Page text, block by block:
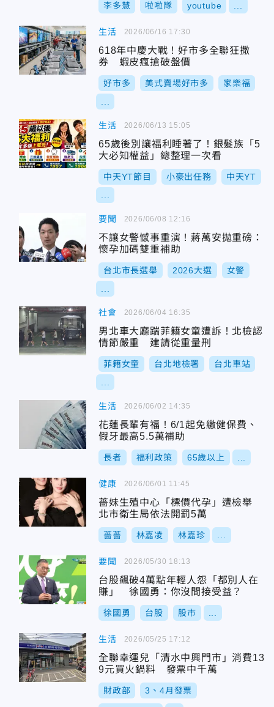
李多慧 啦啦隊 youtube
生活
618年中慶大戰！好市多全聯狂撒
券 蝦皮瘋搶破盤價
好市多 美式賣場好市多 家樂福
2026/06/16 17:30
生活
65歲後別讓福利睡著了！銀髮族「5
大必知權益」總整理一次看
中天YT節目 小豪出任務 中天YT
2026/06/13 15:05
要聞
不讓女警憾事重演！蔣萬安拋重磅：
懷孕加碼雙重補助
台北市長選舉 2026大選 女警
2026/06/08 12:16
社會
男北車大廳踹菲籍女童遭訴！北檢認
情節嚴重 建請從重量刑
菲籍女童 台北地檢署 台北車站
2026/06/04 16:35
生活
花蓮長輩有福！6/1起免繳健保費、
假牙最高5.5萬補助
長者 福利政策 65歲以上
2026/06/02 14:35
健康
薔妹生殖中心「標價代孕」遭檢舉
北市衛生局依法開罰5萬
薔薔 林嘉凌 林嘉珍
2026/06/01 11:45
要聞
台股飆破4萬點年輕人怨「都別人在
賺」 徐國勇：你沒間接受益？
徐國勇 台股 股市
2026/05/30 18:13
生活
全聯幸運兒「清水中興門市」消費13
9元買火鍋料 發票中千萬
財政部 3、4月發票
2026/05/25 17:12